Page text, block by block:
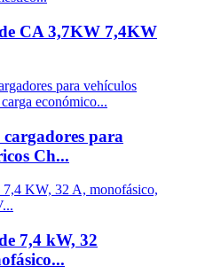
CA 3,7KW 7,4KW
para
Ch...
7,4 kW, 32